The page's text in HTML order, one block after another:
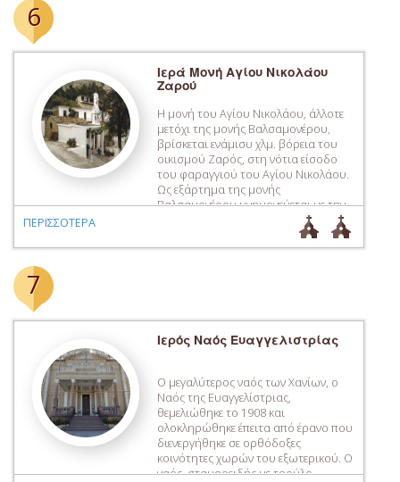
6
Ιερά Μονή Αγίου Νικολάου
Ζαρού
Η μονή του Αγίου Νικολάου, άλλοτε
μετόχι της μονής Βαλσαμονέρου,
βρίσκεται ενάμισυ χλμ. βόρεια του
οικισμού Ζαρός, στη νότια είσοδο
του φαραγγιού του Αγίου Νικολάου.
Ως εξάρτημα της μονής
Βαλσαμονέρου μνημονεύεται με την
επωνυμία «Άγιος Νικόλαος στα
Καροπουλιανά» το έτος 1644, στην
καταγραφή της κινητής περιουσίας
ΠΕΡΙΣΣΟΤΕΡΑ
7
Ιερός Ναός Ευαγγελιστρίας
Ο μεγαλύτερος ναός των Χανίων, ο
Ναός της Ευαγγελίστριας,
θεμελιώθηκε το 1908 και
ολοκληρώθηκε έπειτα από έρανο που
διενεργήθηκε σε ορθόδοξες
κοινότητες χωρών του εξωτερικού. Ο
ναός, σταυροειδής με τρούλο,